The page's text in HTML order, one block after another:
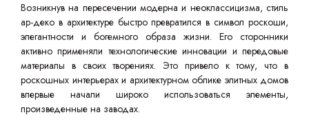
Возникнув на пересечении модерна и неоклассицизма, стиль
ар-деко в архитектуре быстро превратился в символ роскоши,
элегантности и богемного образа жизни. Его сторонники
активно применяли технологические инновации и передовые
материалы в своих творениях. Это привело к тому, что в
роскошных интерьерах и архитектурном облике элитных домов
впервые начали широко использоваться элементы,
произведенные на заводах.